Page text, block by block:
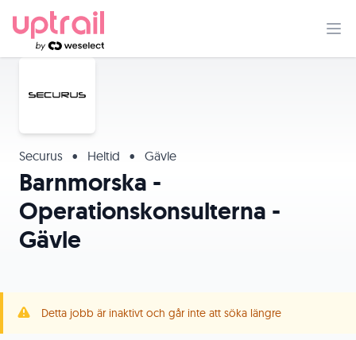
Securus • Heltid • Gävle
Barnmorska -
Operationskonsulterna -
Gävle
Detta jobb är inaktivt och går inte att söka längre